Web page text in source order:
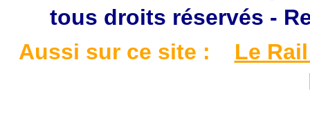
tous droits réservés -
Aussi sur ce site :
Le